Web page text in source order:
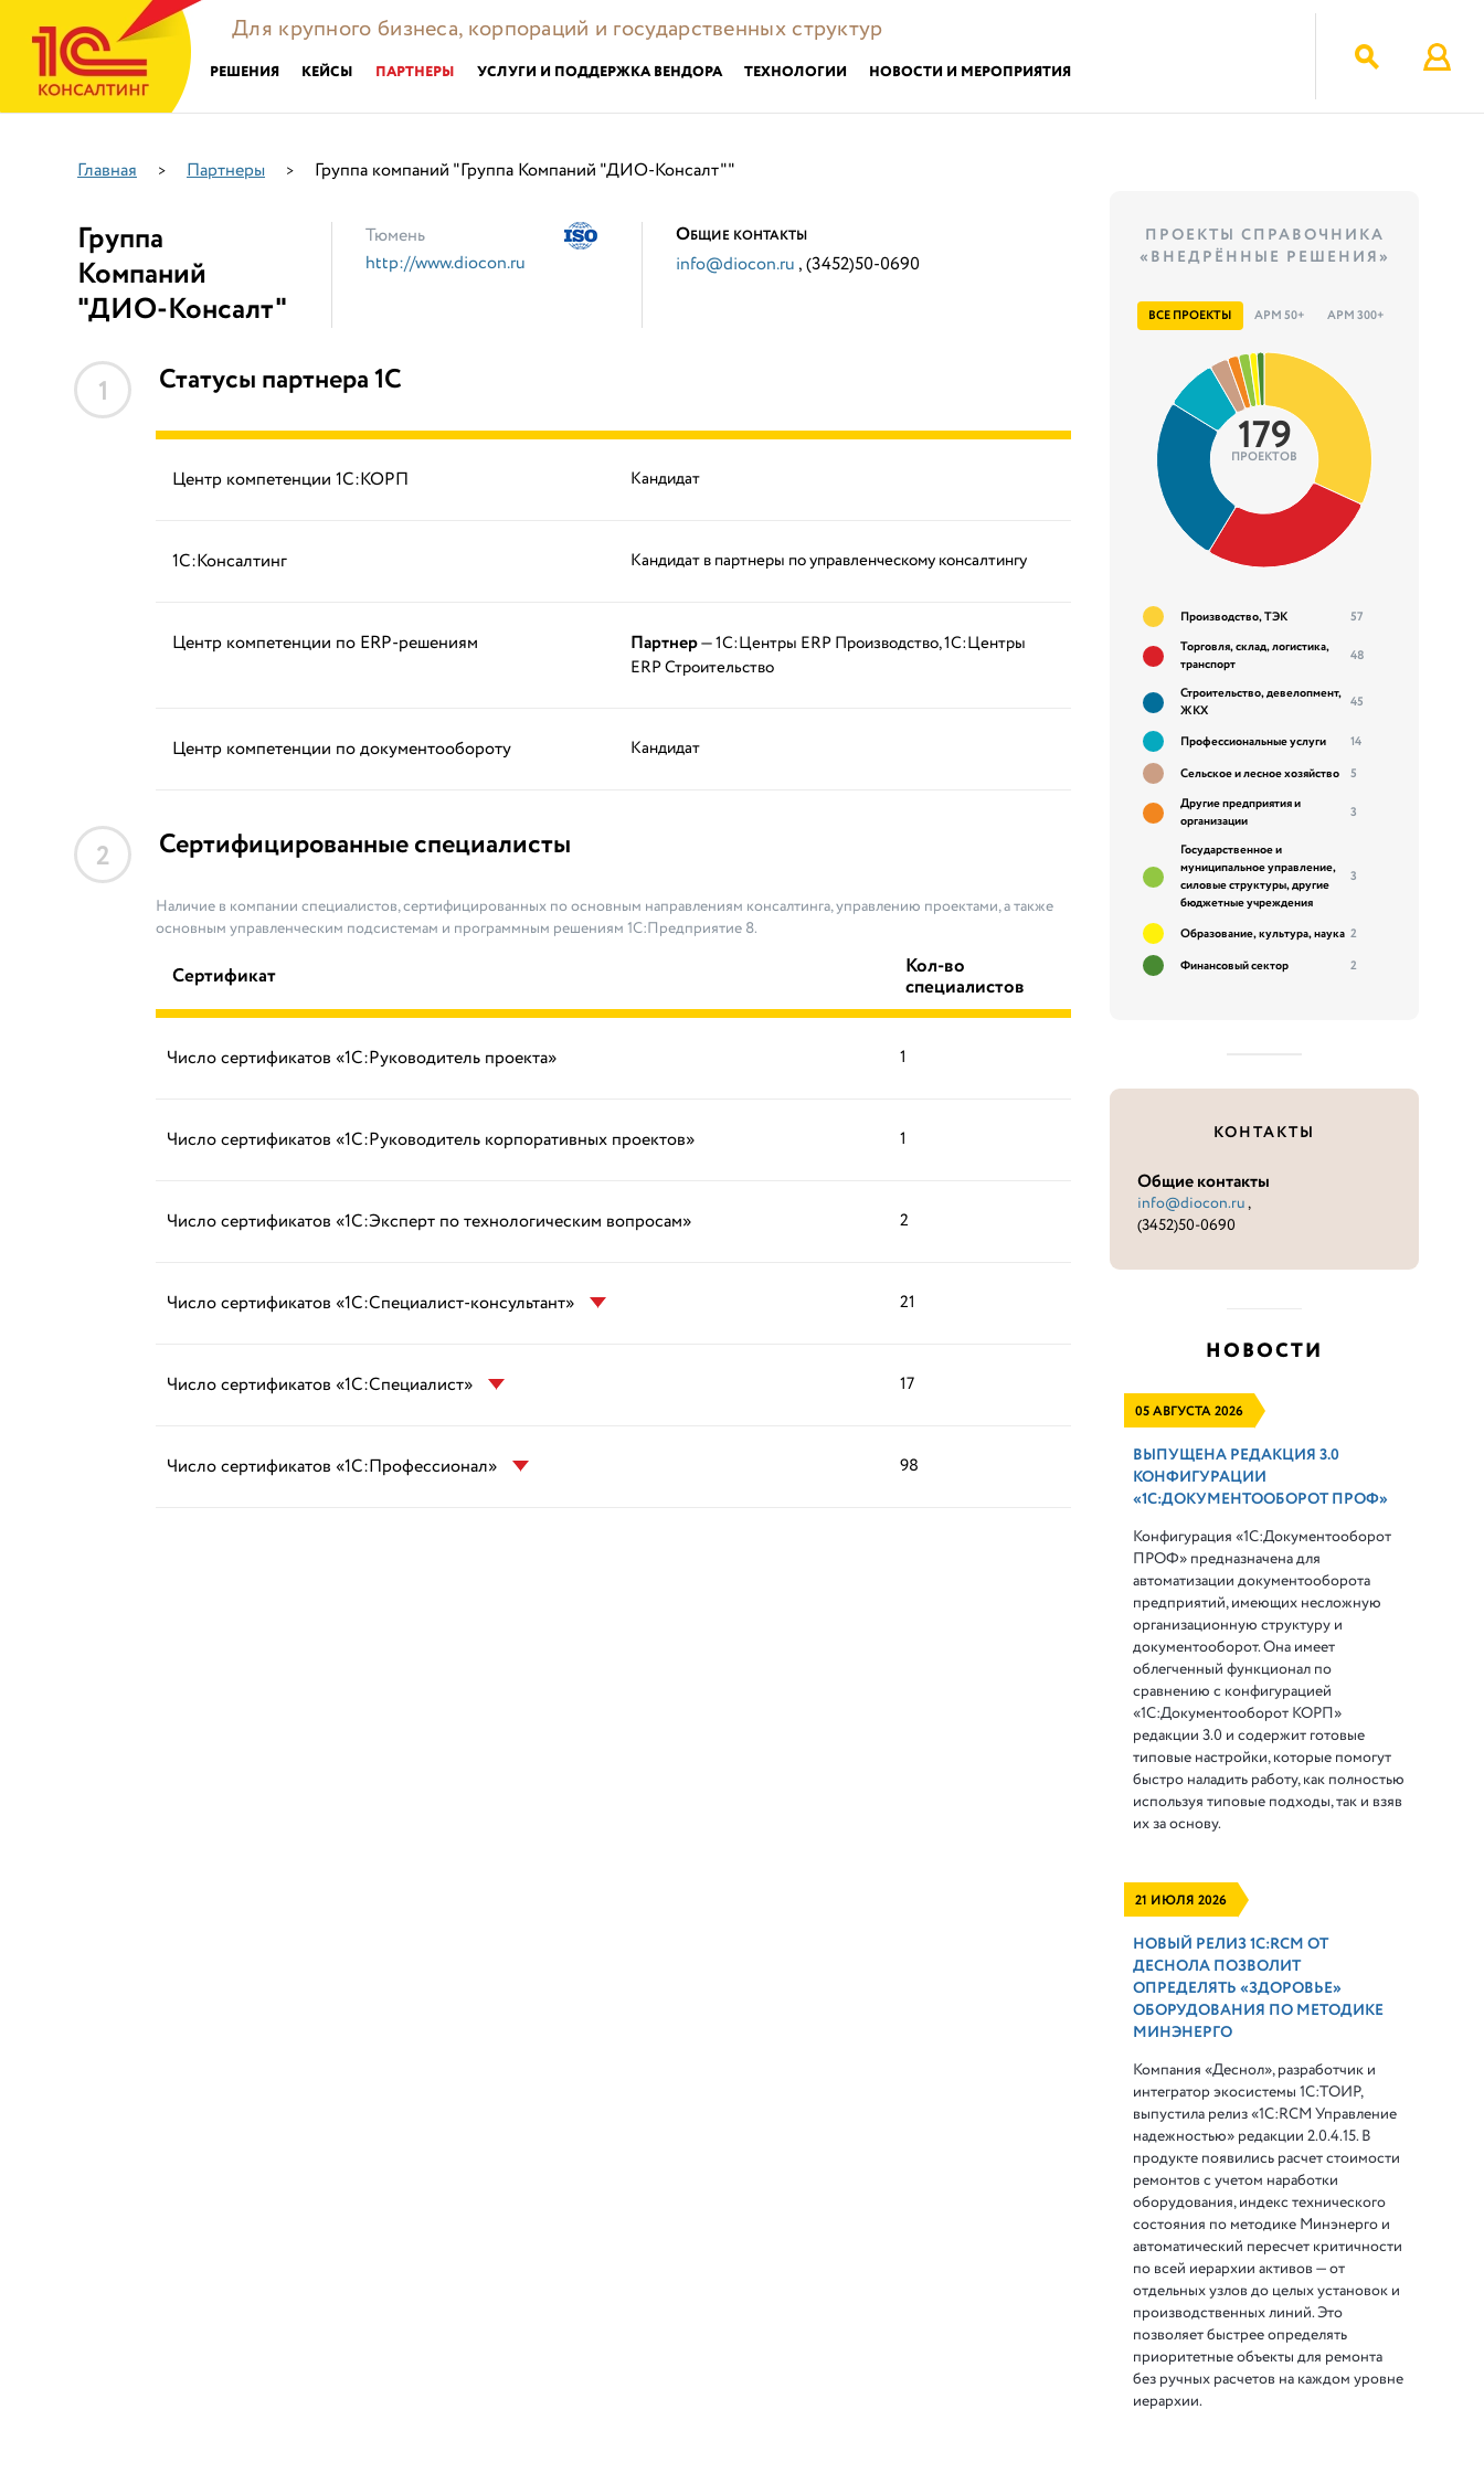
Для крупного бизнеса, корпораций и государственных структур
РЕШЕНИЯ КЕЙСЫ ПАРТНЕРЫ УСЛУГИ И ПОДДЕРЖКА ВЕНДОРА ТЕХНОЛОГИИ НОВОСТИ И МЕРОПРИЯТИЯ
Главная > Партнеры > Группа компаний "Группа Компаний "ДИО-Консалт""
Группа
Компаний
"ДИО-Консалт"
Тюмень
http://www.diocon.ru
ОБЩИЕ КОНТАКТЫ
info@diocon.ru , (3452)50-0690
1 Статусы партнера 1С
Центр компетенции 1С:КОРП Кандидат
1С:Консалтинг Кандидат в партнеры по управленческому консалтингу
Центр компетенции по ERP-решениям Партнер— 1С:Центры ERP Производство, 1С:Центры
ERP Строительство
Центр компетенции по документообороту Кандидат
2 Сертифицированные специалисты
Наличие в компании специалистов, сертифицированных по основным направлениям консалтинга, управлению проектами, а также
основным управленческим подсистемам и программным решениям 1С:Предприятие 8.
Сертификат Кол-во
специалистов
Число сертификатов «1С:Руководитель проекта» 1
Число сертификатов «1С:Руководитель корпоративных проектов» 1
Число сертификатов «1С:Эксперт по технологическим вопросам» 2
Число сертификатов «1С:Специалист-консультант» 21
Число сертификатов «1С:Специалист» 17
Число сертификатов «1С:Профессионал» 98
ПРОЕКТЫ СПРАВОЧНИКА
«ВНЕДРЁННЫЕ РЕШЕНИЯ»
ВСЕ ПРОЕКТЫ АРМ 50+ АРМ 300+
179
ПРОЕКТОВ
Производство, ТЭК
57
Торговля, склад, логистика,
транспорт
48
Строительство, девелопмент,
ЖКХ
45
Профессиональные услуги
14
Сельское и лесное хозяйство
5
Другие предприятия и
организации
3
Государственное и
муниципальное управление,
силовые структуры, другие
бюджетные учреждения
3
Образование, культура, наука 2
Финансовый сектор
2
КОНТАКТЫ
Общие контакты
info@diocon.ru,
(3452)50-0690
НОВОСТИ
05 АВГУСТА 2026
ВЫПУЩЕНА РЕДАКЦИЯ 3.0
КОНФИГУРАЦИИ
«1С:ДОКУМЕНТООБОРОТ ПРОФ»
Конфигурация «1С:Документооборот
ПРОФ» предназначена для
автоматизации документооборота
предприятий, имеющих несложную
организационную структуру и
документооборот. Она имеет
облегченный функционал по
сравнению с конфигурацией
«1С:Документооборот КОРП»
редакции 3.0 и содержит готовые
типовые настройки, которые помогут
быстро наладить работу, как полностью
используя типовые подходы, так и взяв
их за основу.
21 ИЮЛЯ 2026
НОВЫЙ РЕЛИЗ 1С:RCM ОТ
ДЕСНОЛА ПОЗВОЛИТ
ОПРЕДЕЛЯТЬ «ЗДОРОВЬЕ»
ОБОРУДОВАНИЯ ПО МЕТОДИКЕ
МИНЭНЕРГО
Компания «Деснол», разработчик и
интегратор экосистемы 1С:ТОИР,
выпустила релиз «1С:RCM Управление
надежностью» редакции 2.0.4.15. В
продукте появились расчет стоимости
ремонтов с учетом наработки
оборудования, индекс технического
состояния по методике Минэнерго и
автоматический пересчет критичности
по всей иерархии активов — от
отдельных узлов до целых установок и
производственных линий. Это
позволяет быстрее определять
приоритетные объекты для ремонта
без ручных расчетов на каждом уровне
иерархии.